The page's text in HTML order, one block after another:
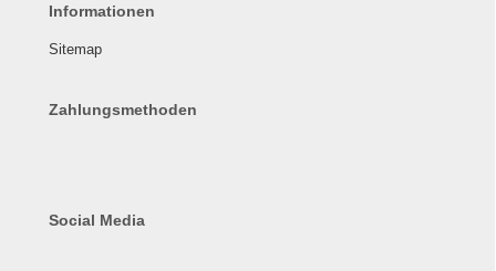
Informationen
Sitemap
Zahlungsmethoden
Social Media